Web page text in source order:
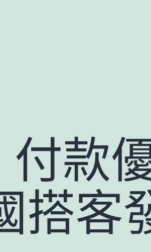
款
搭客